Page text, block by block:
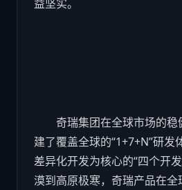
益坚实。
奇瑞集团在全球市场的稳
建了覆盖全球的“1+7+N”研
差异化开发为核心的“四个开
漠到高原极寒，奇瑞产品在